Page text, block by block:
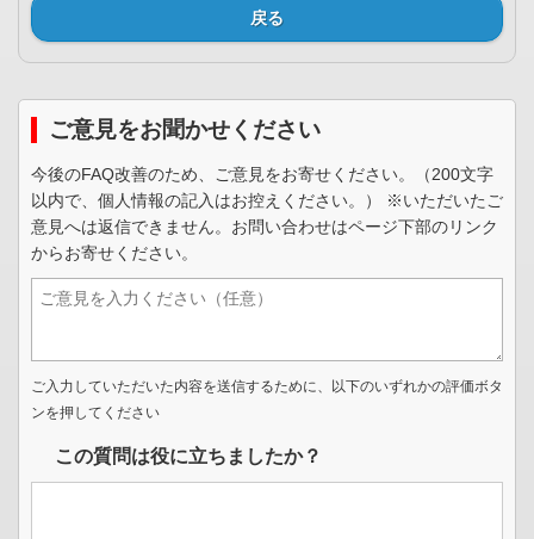
戻る
ご意見をお聞かせください
今後のFAQ改善のため、ご意見をお寄せください。（200文字
以内で、個人情報の記入はお控えください。） ※いただいたご
意見へは返信できません。お問い合わせはページ下部のリンク
からお寄せください。
ご入力していただいた内容を送信するために、以下のいずれかの評価ボタ
ンを押してください
この質問は役に立ちましたか？